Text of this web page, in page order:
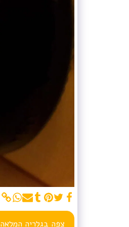
צפה בגלריה המלאה